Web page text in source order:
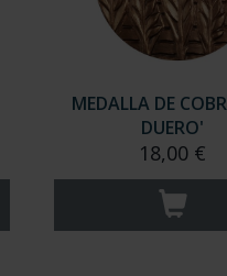
MEDALLA DE
DUERO'
18,00 €